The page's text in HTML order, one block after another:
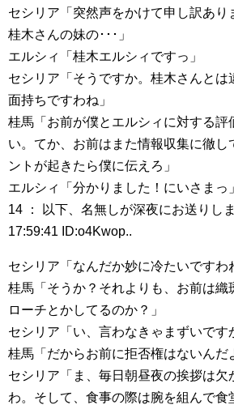
セシリア「突然声をかけて申し訳あり
桂木さんの妹の･･･」
エルシィ「桂木エルシィですっ」
セシリア「そうですか。桂木さんとは
面持ちですわね」
桂馬「お前が僕とエルシィに対する評
い。てか、お前はまた情報収集に徹し
ントが起きたら僕に伝えろ」
エルシィ「分かりました！にいさまっ
14 ： 以下、名無しが深夜にお送りし
17:59:41 ID:o4Kwop..
セシリア「なんだか妙に冷たいですわ
桂馬「そうか？それよりも、お前は織
ローチとかしてるのか？」
セシリア「い、言わなきゃまずいです
桂馬「だからお前に拒否権はないんだ
セシリア「ま、毎日朝昼夜の挨拶は欠
わ。そして、食事の際は腕を組んで食